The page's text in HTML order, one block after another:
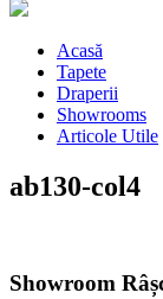
Acasă
Tapete
Draperii
Showrooms
Articole Utile
ab130-col4
Showroom